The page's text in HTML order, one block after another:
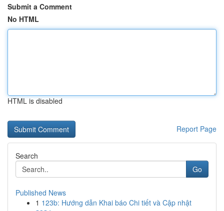
Submit a Comment
No HTML
HTML is disabled
Report Page
Search
Go
Published News
1 123b: Hướng dẫn Khai báo Chi tiết và Cập nhật